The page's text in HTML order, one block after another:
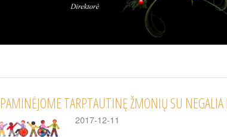
PAMINĖJOME TARPTAUTINĘ ŽMONIŲ SU
2017-12-11